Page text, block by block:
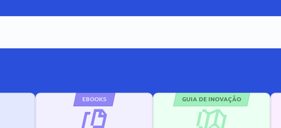
EBOOKS GUIA DE INOVAÇÃO